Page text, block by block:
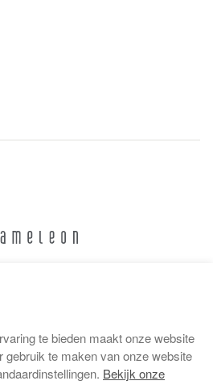
voorwaarden
te bieden maakt onze website
gebruik te maken van onze website
Bekijk onze